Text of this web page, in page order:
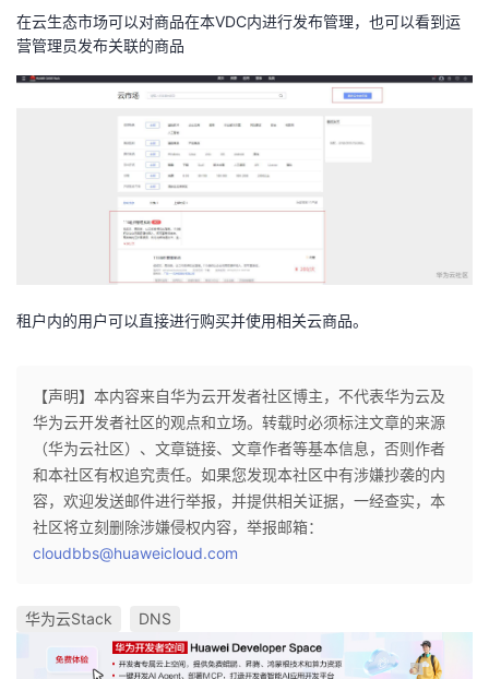
在云生态市场可以对商品在本VDC内进行发布管理，也可以看到运
营管理员发布关联的商品
租户内的用户可以直接进行购买并使用相关云商品。
【声明】本内容来自华为云开发者社区博主，不代表华为云及
华为云开发者社区的观点和立场。转载时必须标注文章的来源
（华为云社区）、文章链接、文章作者等基本信息，否则作者
和本社区有权追究责任。如果您发现本社区中有涉嫌抄袭的内
容，欢迎发送邮件进行举报，并提供相关证据，一经查实，本
社区将立刻删除涉嫌侵权内容，举报邮箱：
cloudbbs@huaweicloud.com
华为云Stack DNS